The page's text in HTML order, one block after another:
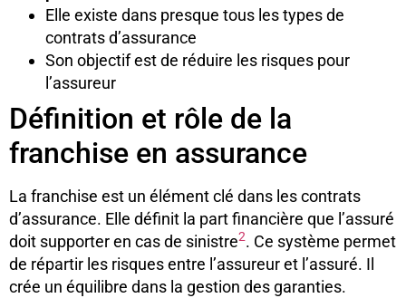
Elle existe dans presque tous les types de
contrats d’assurance
Son objectif est de réduire les risques pour
l’assureur
Définition et rôle de la
franchise en assurance
La franchise est un élément clé dans les contrats
d’assurance. Elle définit la part financière que l’assuré
doit supporter en cas de sinistre2. Ce système permet
de répartir les risques entre l’assureur et l’assuré. Il
crée un équilibre dans la gestion des garanties.